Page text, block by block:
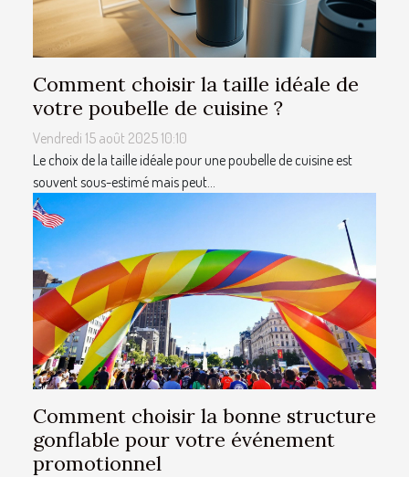
Comment choisir la taille idéale de
votre poubelle de cuisine ?
Vendredi 15 août 2025 10:10
Le choix de la taille idéale pour une poubelle de cuisine est
souvent sous-estimé mais peut...
Comment choisir la bonne structure
gonflable pour votre événement
promotionnel